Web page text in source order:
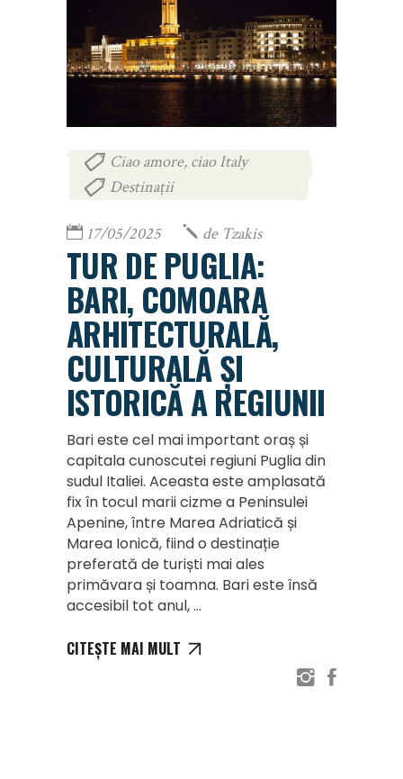
Ciao amore, ciao Italy
Destinații
17/05/2025 de Tzakis
TUR DE PUGLIA:
BARI, COMOARA
ARHITECTURALĂ,
CULTURALĂ ȘI
ISTORICĂ A REGIUNII
Bari este cel mai important oraș și
capitala cunoscutei regiuni Puglia din
sudul Italiei. Aceasta este amplasată
fix în tocul marii cizme a Peninsulei
Apenine, între Marea Adriatică și
Marea Ionică, fiind o destinație
preferată de turiști mai ales
primăvara și toamna. Bari este însă
accesibil tot anul,
CITEȘTE MAI MULT